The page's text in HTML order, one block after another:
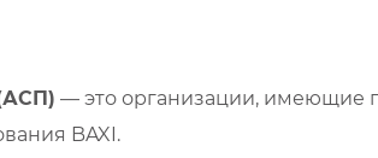
— это организации, имеющие
BAXI.